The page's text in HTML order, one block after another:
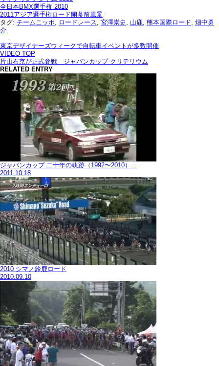
全日本BMX選手権 2010
2011アジア選手権ロード開幕前風景
タグ: チームニッポ, ロードレース, 宮澤崇史 , 山鹿, 熊本国際ロード, 畑中勇
介
東京デザイナーズウィークで自転車イベントが多数開催
VIDEO TOP
片山右京が正式参戦 ジャパンカップ クリテリウム
RELATED ENTRY
ジャパンカップ 二十年の軌跡（1992〜2010）...
2011.10.18
2010 シマノ鈴鹿ロード
2010.09.10